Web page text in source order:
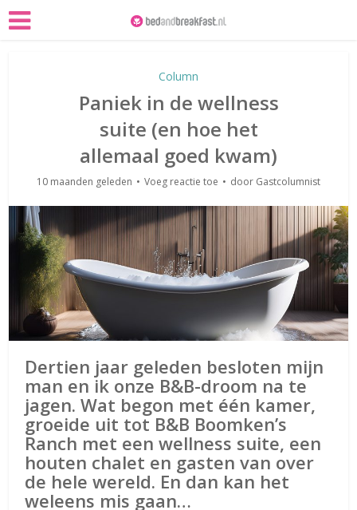
Column
Paniek in de wellness
suite (en hoe het
allemaal goed kwam)
10 maanden geleden Voeg reactie toe door Gastcolumnist
Dertien jaar geleden besloten mijn
man en ik onze B&B-droom na te
jagen. Wat begon met één kamer,
groeide uit tot B&B Boomken’s
Ranch met een wellness suite, een
houten chalet en gasten van over
de hele wereld. En dan kan het
weleens mis gaan…